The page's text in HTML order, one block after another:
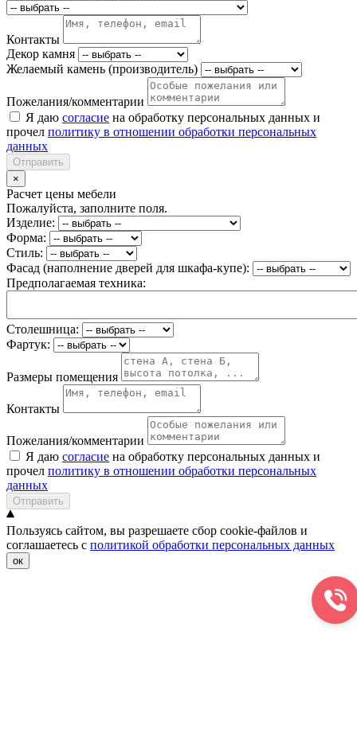
Контакты
Декор камня
Желаемый камень (производитель)
Пожелания/комментарии
Я даю согласие на обработку персональных данных и
прочел политику в отношении обработки персональных
данных
Отправить
×
Расчет цены мебели
Пожалуйста, заполните поля.
Изделие:
Форма:
Стиль:
Фасад (наполнение дверей для шкафа-купе):
Предполагаемая техника:
Столешница:
Фартук:
Размеры помещения
Контакты
Пожелания/комментарии
Я даю согласие на обработку персональных данных и
прочел политику в отношении обработки персональных
данных
Отправить
Пользуясь сайтом, вы разрешаете сбор cookie-файлов и
соглашаетесь с политикой обработки персональных данных
ок